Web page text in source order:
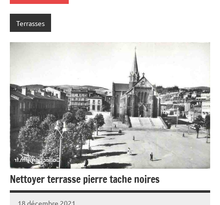
Terrasses
Nettoyer terrasse pierre tache noires
18 décembre 2021